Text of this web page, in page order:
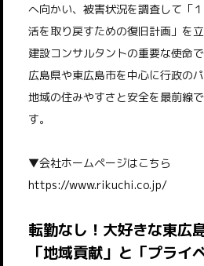
へ向かい、被害状況を調査して「
活を取り戻すための復旧計画」を
建設コンサルタントの重要な使命で
広島県や東広島市を中心に行政のパ
地域の住みやすさと安全を最前線
す。
▼会社ホームページはこちら
https://www.rikuchi.co.jp/
転勤なし！大好きな東広
「地域貢献」と「プライ